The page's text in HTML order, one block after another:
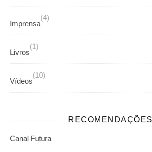
Imprensa
(4)
Livros
(1)
Vídeos
(10)
RECOMENDAÇÕES
Canal Futura